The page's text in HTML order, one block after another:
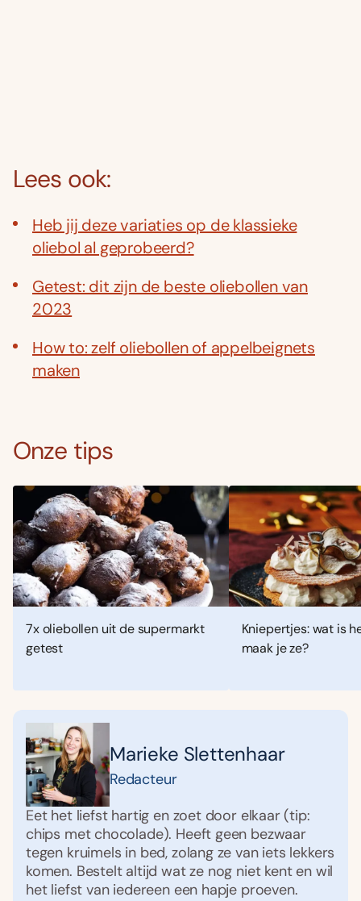
Lees ook:
Heb jij deze variaties op de klassieke
oliebol al geprobeerd?
Getest: dit zijn de beste oliebollen van
2023
How to: zelf oliebollen of appelbeignets
maken
Onze tips
7x oliebollen uit de supermarkt
getest
Kniepertjes: wat is
maak je ze?
Marieke Slettenhaar
Redacteur
Eet het liefst hartig en zoet door elkaar (tip:
chips met chocolade). Heeft geen bezwaar
tegen kruimels in bed, zolang ze van iets lekkers
komen. Bestelt altijd wat ze nog niet kent en wil
het liefst van iedereen een hapje proeven.